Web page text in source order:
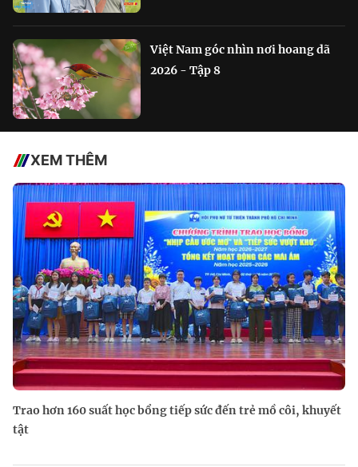
Việt Nam góc nhìn nơi hoang dã
2026 - Tập 8
XEM THÊM
Trao hơn 160 suất học bổng tiếp sức đến trẻ mồ côi, khuyết
tật